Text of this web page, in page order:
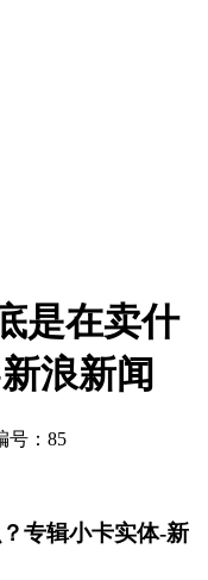
是在卖什
浪新闻
号：85
专辑小卡实体-新